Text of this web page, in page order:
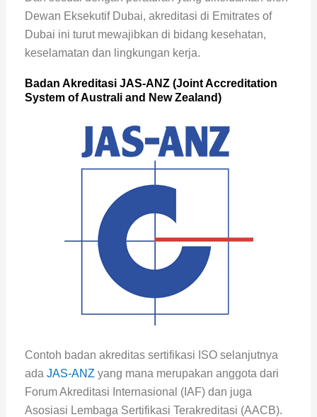
Dewan Eksekutif Dubai, akreditasi di Emitrates of
Dubai ini turut mewajibkan di bidang kesehatan,
keselamatan dan lingkungan kerja.
Badan Akreditasi JAS-ANZ (Joint Accreditation
System of Australi and New Zealand)
Contoh badan akreditas sertifikasi ISO selanjutnya
ada JAS-ANZ yang mana merupakan anggota dari
Forum Akreditasi Internasional (IAF) dan juga
Asosiasi Lembaga Sertifikasi Terakreditasi (AACB).